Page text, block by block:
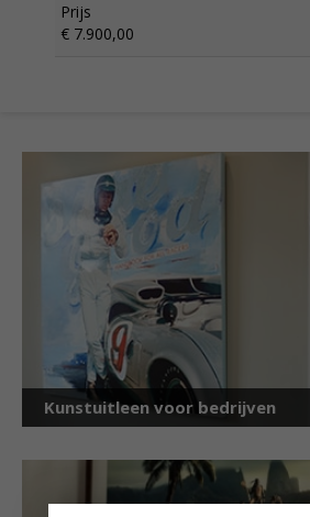
Prijs
€ 7.900,00
Kunstuitleen voor bedrijven